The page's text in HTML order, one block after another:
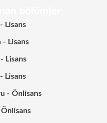
Lisans
- Lisans
Lisans
Lisans
- Önlisans